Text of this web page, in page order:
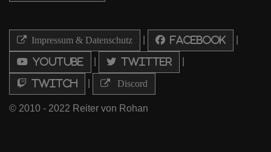
Impressum & Datenschutz Facebook
Youtube Twitter
Twitch Discord
© 2010 - 2022 Reiter von Rohan